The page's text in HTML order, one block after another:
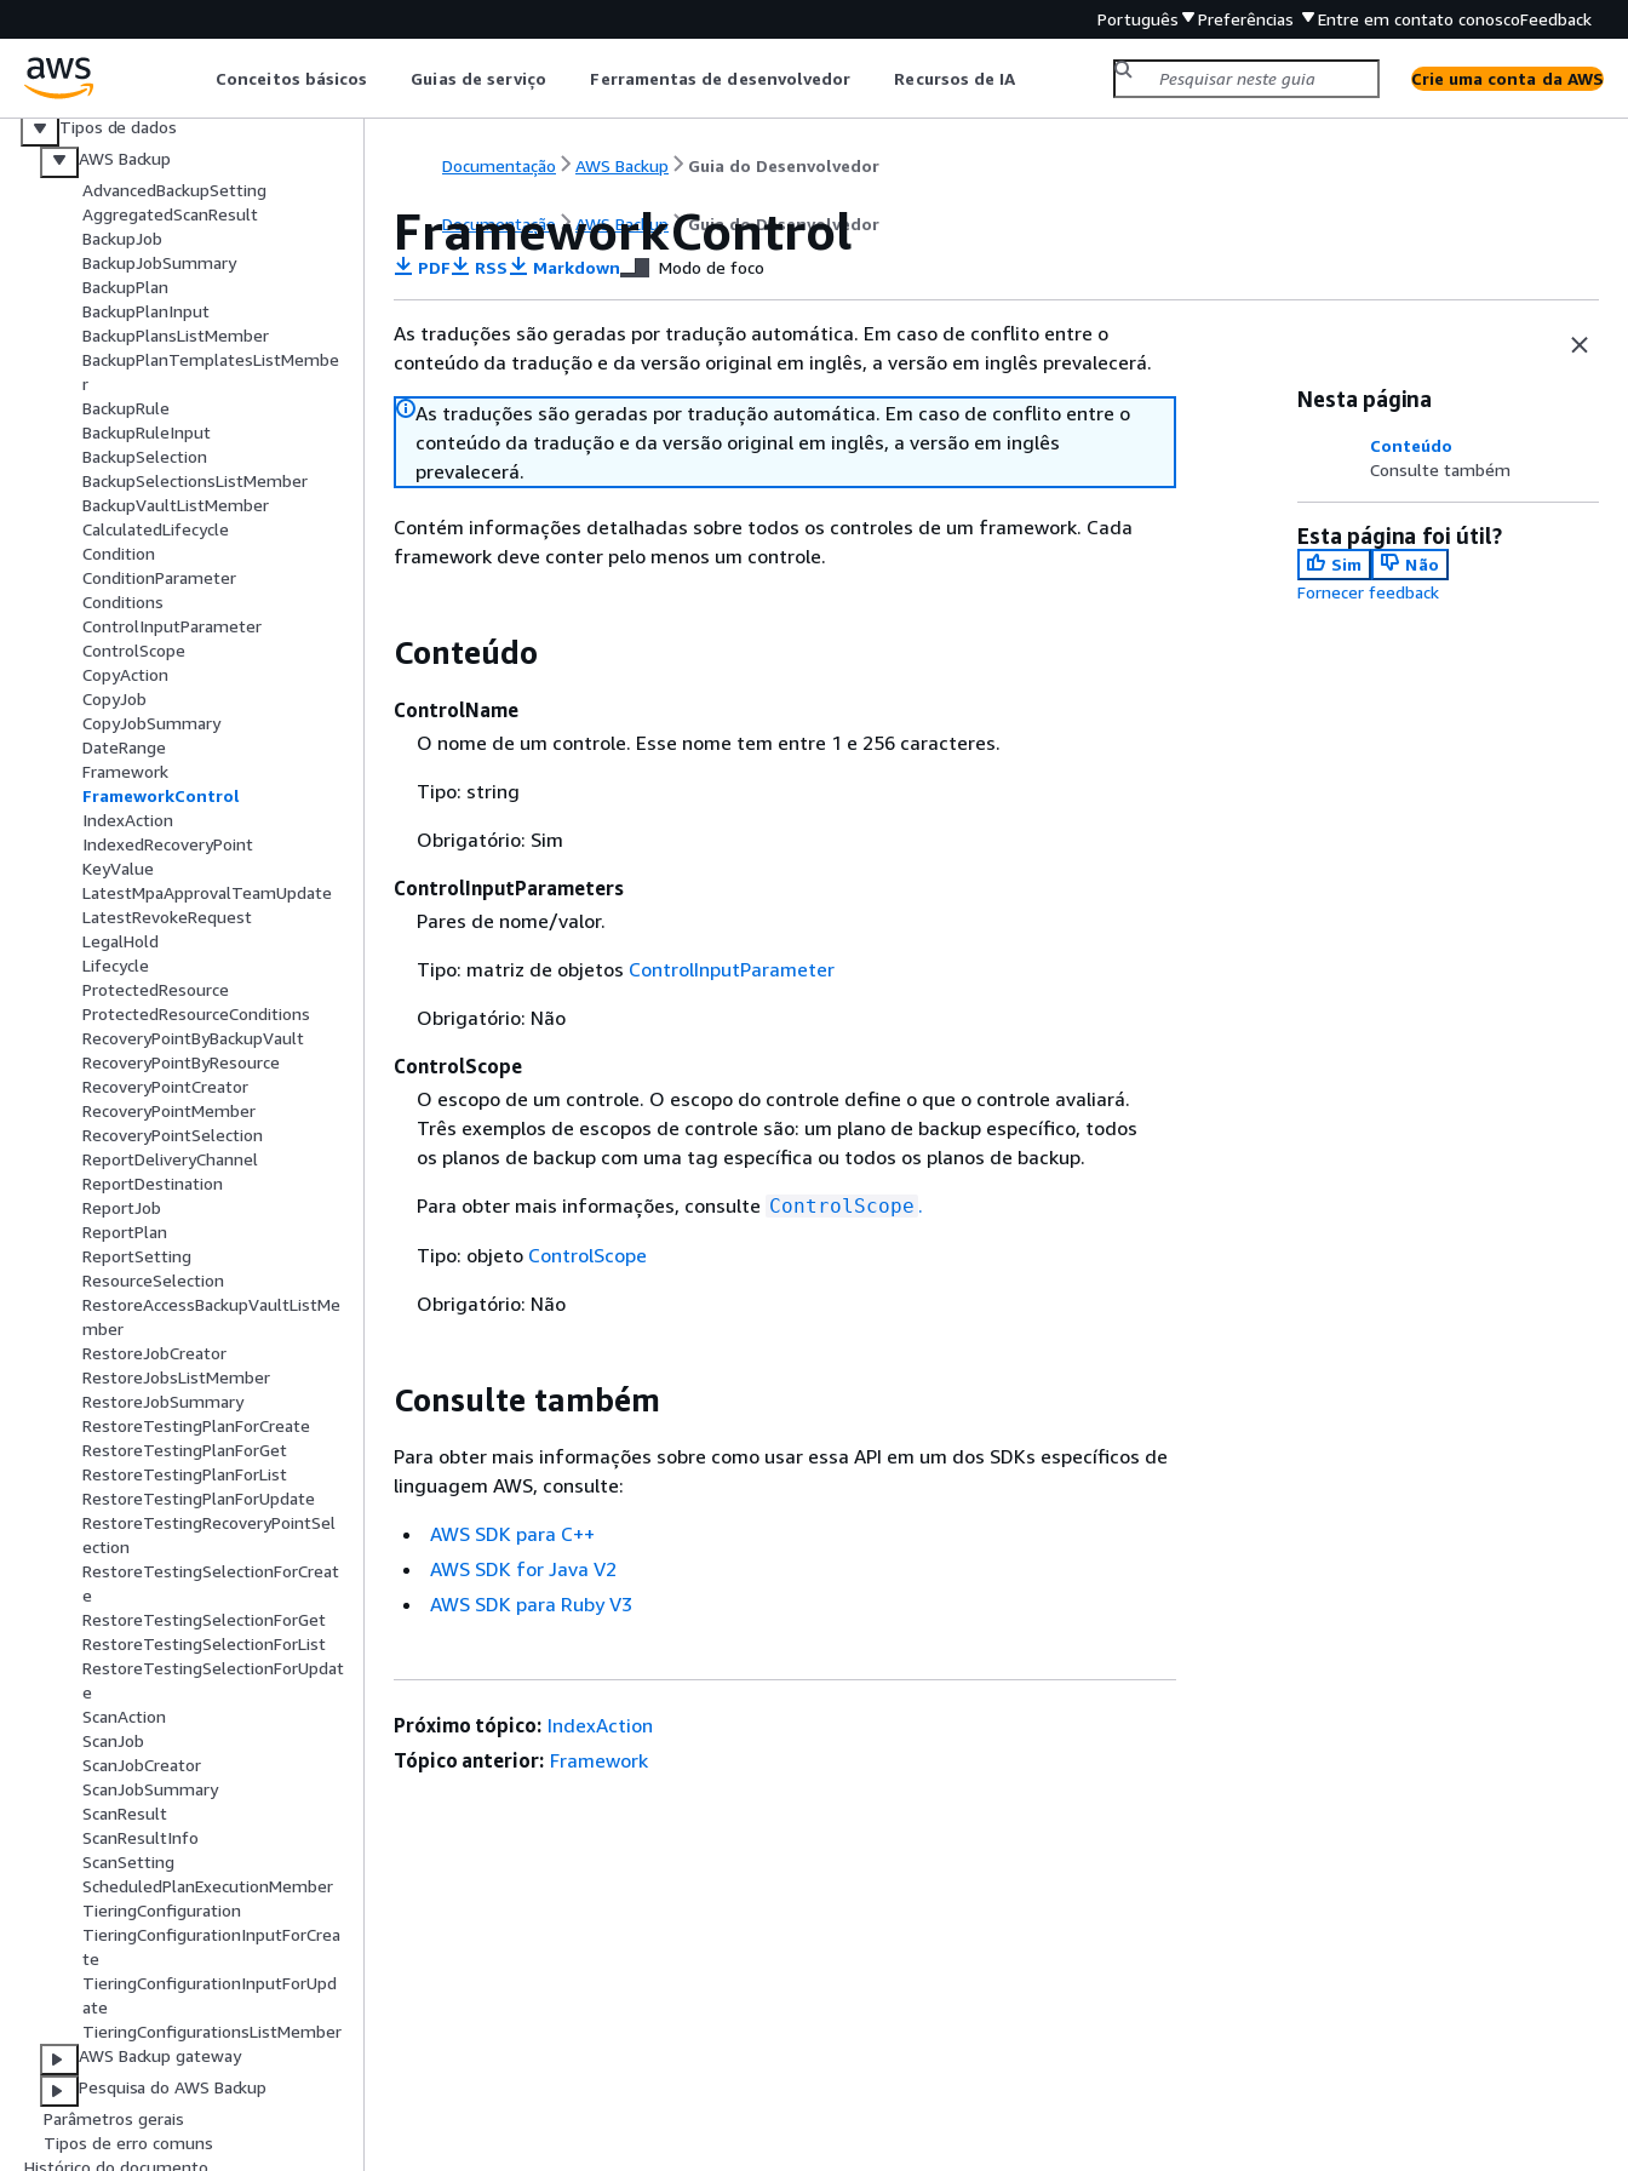
Português Preferências Entre em contato conoscoFeedback
Conceitos básicos Guias de serviço Ferramentas de desenvolvedor Recursos de IA Crie uma conta da AWS
Solução de problemas AWS Backup
API do AWS Backup
Ações
Tipos de dados
AWS Backup
AdvancedBackupSetting
AggregatedScanResult
BackupJob
BackupJobSummary
BackupPlan
BackupPlanInput
BackupPlansListMember
BackupPlanTemplatesListMembe
r
BackupRule
BackupRuleInput
BackupSelection
BackupSelectionsListMember
BackupVaultListMember
CalculatedLifecycle
Condition
ConditionParameter
Conditions
ControlInputParameter
ControlScope
CopyAction
CopyJob
CopyJobSummary
DateRange
Framework
FrameworkControl
IndexAction
IndexedRecoveryPoint
KeyValue
LatestMpaApprovalTeamUpdate
LatestRevokeRequest
LegalHold
Lifecycle
ProtectedResource
ProtectedResourceConditions
RecoveryPointByBackupVault
RecoveryPointByResource
RecoveryPointCreator
RecoveryPointMember
RecoveryPointSelection
ReportDeliveryChannel
ReportDestination
ReportJob
ReportPlan
ReportSetting
ResourceSelection
RestoreAccessBackupVaultListMe
mber
RestoreJobCreator
RestoreJobsListMember
RestoreJobSummary
RestoreTestingPlanForCreate
RestoreTestingPlanForGet
RestoreTestingPlanForList
RestoreTestingPlanForUpdate
RestoreTestingRecoveryPointSel
ection
RestoreTestingSelectionForCreat
e
RestoreTestingSelectionForGet
RestoreTestingSelectionForList
RestoreTestingSelectionForUpdat
e
ScanAction
ScanJob
ScanJobCreator
ScanJobSummary
ScanResult
ScanResultInfo
ScanSetting
ScheduledPlanExecutionMember
TieringConfiguration
TieringConfigurationInputForCrea
te
TieringConfigurationInputForUpd
ate
TieringConfigurationsListMember
AWS Backup gateway
Pesquisa do AWS Backup
Parâmetros gerais
Tipos de erro comuns
Documentação AWS Backup Guia do Desenvolvedor
Documentação AWS Backup Guia do Desenvolvedor
FrameworkControl
PDF RSS Markdown Modo de foco
As traduções são geradas por tradução automática. Em caso de conflito entre o
conteúdo da tradução e da versão original em inglês, a versão em inglês prevalecerá.
As traduções são geradas por tradução automática. Em caso de conflito entre o
conteúdo da tradução e da versão original em inglês, a versão em inglês
prevalecerá.
Contém informações detalhadas sobre todos os controles de um framework. Cada
framework deve conter pelo menos um controle.
Conteúdo
ControlName
O nome de um controle. Esse nome tem entre 1 e 256 caracteres.
Tipo: string
Obrigatório: Sim
ControlInputParameters
Pares de nome/valor.
Tipo: matriz de objetos ControlInputParameter
Obrigatório: Não
ControlScope
O escopo de um controle. O escopo do controle define o que o controle avaliará.
Três exemplos de escopos de controle são: um plano de backup específico, todos
os planos de backup com uma tag específica ou todos os planos de backup.
Para obter mais informações, consulte ControlScope .
Tipo: objeto ControlScope
Obrigatório: Não
Consulte também
Para obter mais informações sobre como usar essa API em um dos SDKs específicos de
linguagem AWS, consulte:
AWS SDK para C++
AWS SDK for Java V2
AWS SDK para Ruby V3
Nesta página
Conteúdo
Consulte também
Esta página foi útil?
Sim
Não
Fornecer feedback
Próximo tópico: IndexAction
Tópico anterior: Framework